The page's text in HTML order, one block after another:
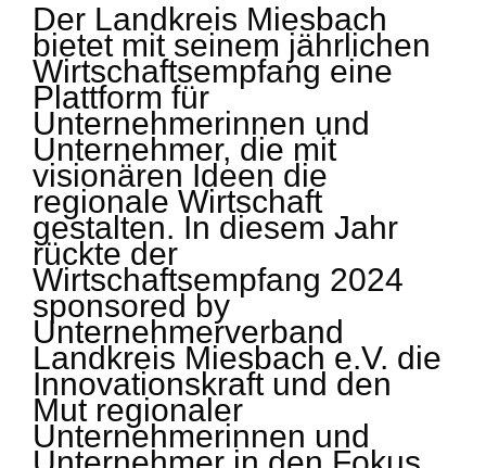
Der Landkreis Miesbach
bietet mit seinem jährlichen
Wirtschaftsempfang eine
Plattform für
Unternehmerinnen und
Unternehmer, die mit
visionären Ideen die
regionale Wirtschaft
gestalten. In diesem Jahr
rückte der
Wirtschaftsempfang 2024
sponsored by
Unternehmerverband
Landkreis Miesbach e.V. die
Innovationskraft und den
Mut regionaler
Unternehmerinnen und